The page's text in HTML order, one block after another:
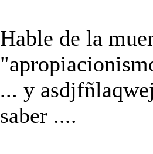
Hable de la
... y
saber ....